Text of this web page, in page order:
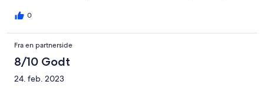
0
Fra en partnerside
8/10 Godt
24. feb. 2023